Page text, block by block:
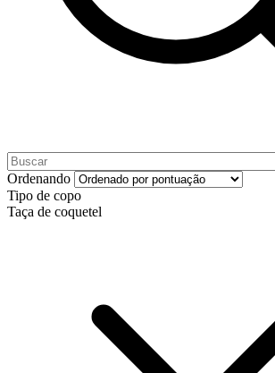
Ordenando
Tipo de copo
Taça de coquetel